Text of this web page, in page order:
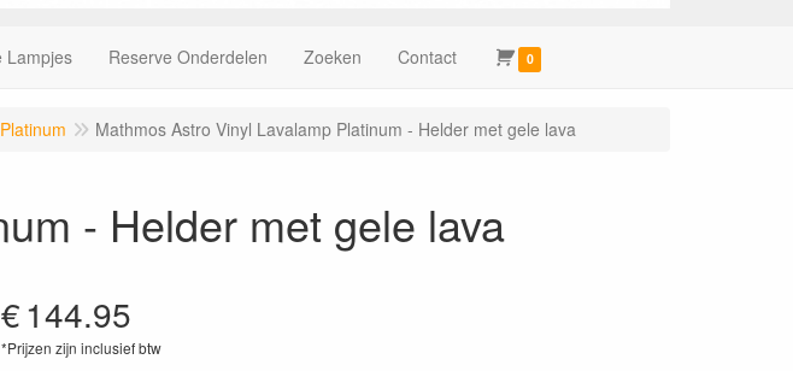
Lampjes Reserve Onderdelen Zoeken Contact 0
Mathmos Astro Vinyl Lavalamp Platinum - Helder met gele lava
- Helder met gele lava
€144.95
*Prijzen zijn inclusief btw